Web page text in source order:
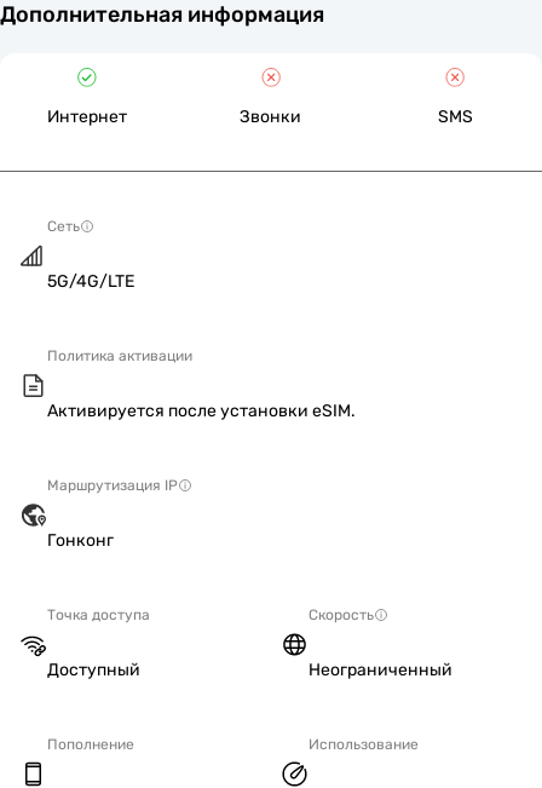
Дополнительная информация
Интернет Звонки SMS
Сеть
5G/4G/LTE
Политика активации
Активируется после установки eSIM.
Маршрутизация IP
Гонконг
Точка доступа
Доступный
Скорость
Неограниченный
Пополнение Использование